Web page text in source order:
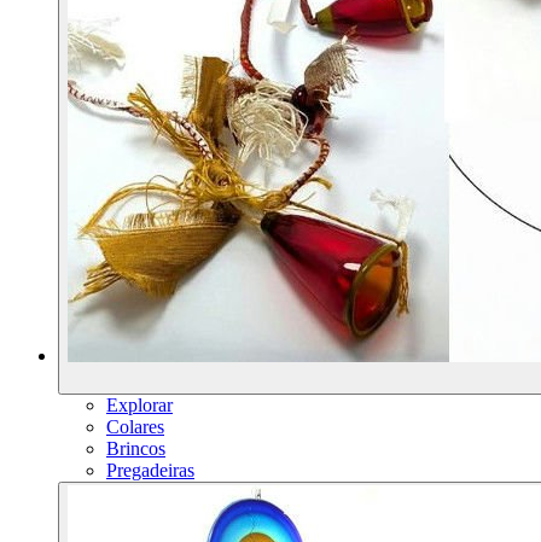
Explorar
Colares
Brincos
Pregadeiras